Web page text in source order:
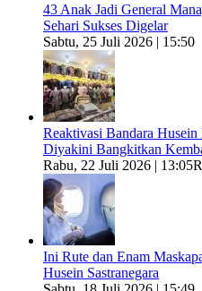
43 Anak Jadi General
Sehari Sukses Digelar
Sabtu, 25 Juli 2026 | 15:50
Reaktivasi Bandara Husein
Diyakini Bangkitkan
Rabu, 22 Juli 2026 | 13:05
Ini Rute dan Enam
Husein Sastranegara